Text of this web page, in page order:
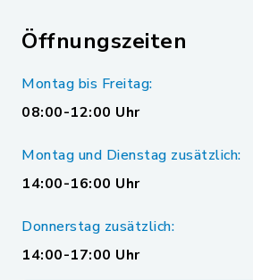
Öffnungszeiten
Montag bis Freitag:
08:00-12:00 Uhr
Montag und Dienstag zusätzlich:
14:00-16:00 Uhr
Donnerstag zusätzlich:
14:00-17:00 Uhr